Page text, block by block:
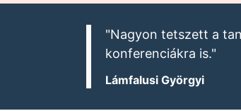
"Nagyon tetszett a
konferenciákra is."
Lámfalusi Györgyi